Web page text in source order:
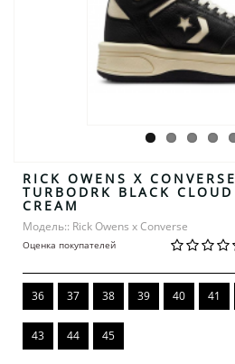
RICK OWENS X CONVERSE
TURBODRK BLACK CLOUD
CREAM
Модель:: Rick Owens x Converse
Оценка покупателей
36 37 38 39 40 41
43 44 45